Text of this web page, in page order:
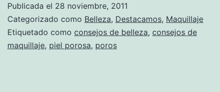
Publicada el 28 noviembre, 2011
Categorizado como Belleza, Destacamos, Maquillaje
Etiquetado como consejos de belleza, consejos de
maquillaje, piel porosa, poros